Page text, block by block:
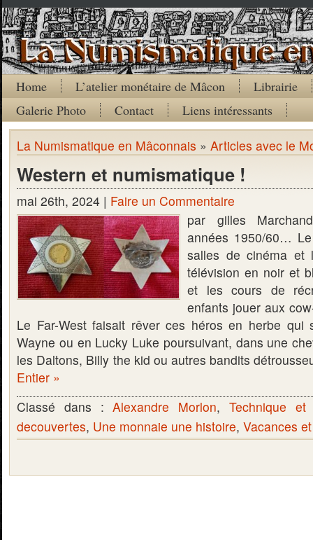
Home L’atelier monétaire de Mâcon
Librairie
Galerie Photo
Contact Liens intéressants
La Numismatique en Mâconnais » Articles avec le
Western et numismatique !
mai 26th, 2024 | Faire un Commentaire
par gilles
années 1950/60…
salles de cinéma et
télévision en noir et
et les cours de
enfants jouer aux
Le Far-West faisait rêver ces héros en herbe qui
Wayne ou en Lucky Luke poursuivant, dans une
les Daltons, Billy the kid ou autres bandits
Entier »
Classé dans :Alexandre Morlon, Technique et
decouvertes, Une monnaie une histoire, Vacances